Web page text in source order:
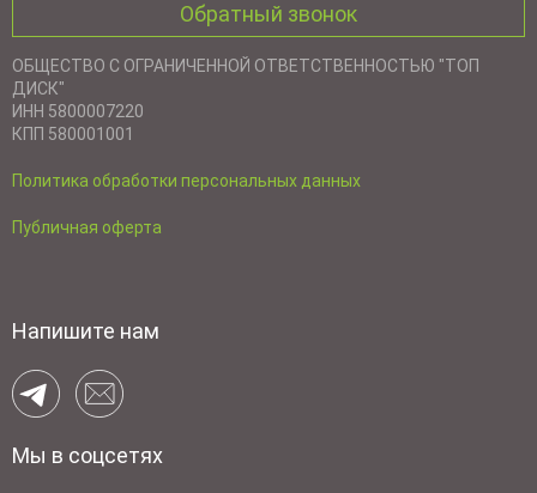
Обратный звонок
ОБЩЕСТВО С ОГРАНИЧЕННОЙ ОТВЕТСТВЕННОСТЬЮ "ТОП
ДИСК"
ИНН 5800007220
КПП 580001001
Политика обработки персональных данных
Публичная оферта
Напишите нам
Мы в соцсетях